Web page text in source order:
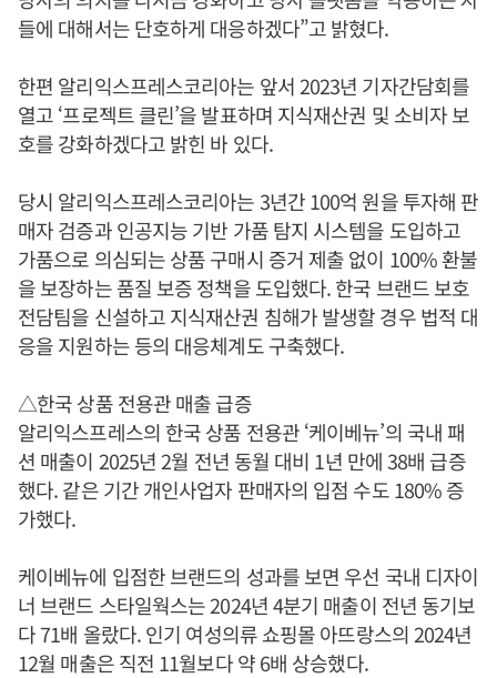
들에 대해서는 단호하게 대응하겠다”고 밝혔다.
한편 알리익스프레스코리아는 앞서 2023년 기자간담회를
열고 ‘프로젝트 클린’을 발표하며 지식재산권 및 소비자 보
호를 강화하겠다고 밝힌 바 있다.
당시 알리익스프레스코리아는 3년간 100억 원을 투자해 판
매자 검증과 인공지능 기반 가품 탐지 시스템을 도입하고
가품으로 의심되는 상품 구매시 증거 제출 없이 100% 환불
을 보장하는 품질 보증 정책을 도입했다. 한국 브랜드 보호
전담팀을 신설하고 지식재산권 침해가 발생할 경우 법적 대
응을 지원하는 등의 대응체계도 구축했다.
△한국 상품 전용관 매출 급증
알리익스프레스의 한국 상품 전용관 ‘케이베뉴’의 국내 패
션 매출이 2025년 2월 전년 동월 대비 1년 만에 38배 급증
했다. 같은 기간 개인사업자 판매자의 입점 수도 180% 증
가했다.
케이베뉴에 입점한 브랜드의 성과를 보면 우선 국내 디자이
너 브랜드 스타일웍스는 2024년 4분기 매출이 전년 동기보
다 71배 올랐다. 인기 여성의류 쇼핑몰 아뜨랑스의 2024년
12월 매출은 직전 11월보다 약 6배 상승했다.